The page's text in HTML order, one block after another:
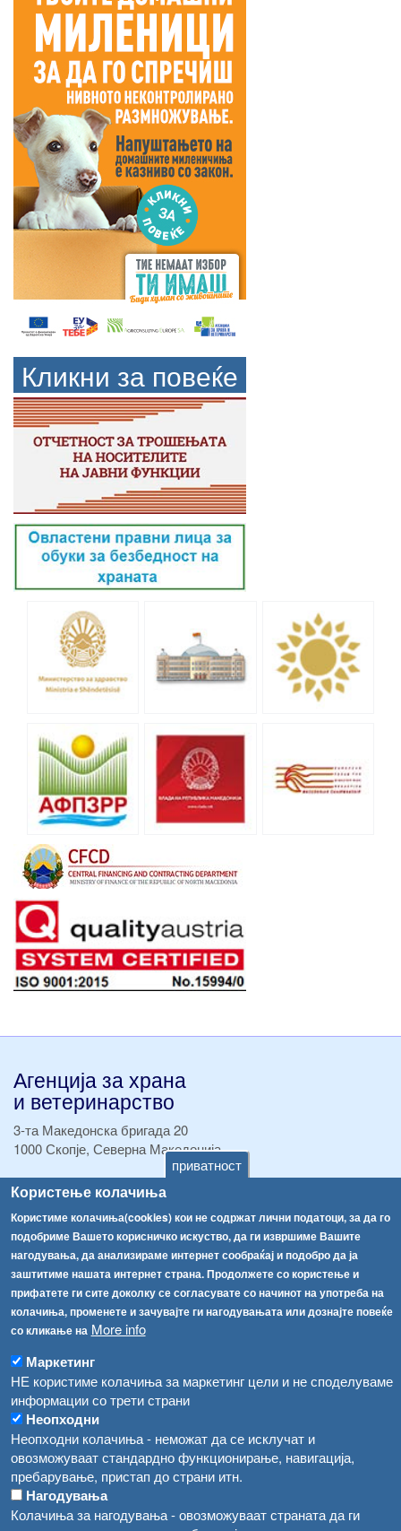
приватност
Користење колачиња
Користиме колачиња(cookies) кои не содржат лични податоци, за да го
подобриме Вашето корисничко искуство, да ги извршиме Вашите
нагодувања, да анализираме интернет сообраќај и подобро да ја
заштитиме нашата интернет страна. Продолжете со користење и
прифатете ги сите доколку се согласувате со начинот на употреба на
колачиња, променете и зачувајте ги нагодувањата или дознајте повеќе
со кликање на More info
Маркетинг
НЕ користиме колачиња за маркетинг цели и не споделуваме
информации со трети страни
Неопходни
Неопходни колачиња - неможат да се исклучат и
овозможуваат стандардно функционирање, навигација,
пребарување, пристап до страни итн.
Нагодувања
Колачиња за нагодувања - овозможуваат страната да ги
Кликни за повеќе
Агенција за храна
и ветеринарство
3-та Македонска бригада 20
1000 Скопје, Северна Македонија
ТЕЛ:+389 2 2457 895
ТЕЛ:
Факс:+389 2 2457 893
Факс:+389 2 2457 871
info@fva.gov.mk
[АХВ-претходна страна]
Соопштенија
Водата во Гостивар може да се користи како техничка, продолжува испораката на флаширана вода
Во Гостивар спроведени 70 вонредни контроли
Забраната за водата во Гостивар останува на сила, операторите да користат само технички безбедна вода
Забранета за пиење водата од гостиварскиот водовод
Навигација
Регистри
Обрасци
Забрани
Огласи